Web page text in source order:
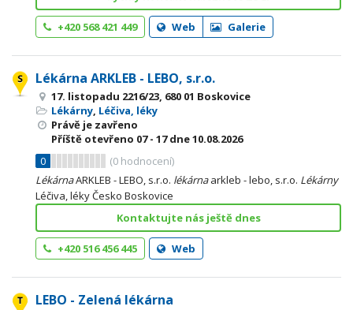
+420 568 421 449 Web Galerie
Lékárna ARKLEB - LEBO, s.r.o.
17. listopadu 2216/23, 680 01 Boskovice
Lékárny, Léčiva, léky
Právě je zavřeno
Příště otevřeno 07 - 17dne 10.08.2026
0
(0 hodnocení)
LékárnaARKLEB - LEBO, s.r.o. lékárnaarkleb - lebo, s.r.o. Lékárny
Léčiva, léky Česko Boskovice
Kontaktujte nás ještě dnes
+420 516 456 445 Web
LEBO - Zelená lékárna